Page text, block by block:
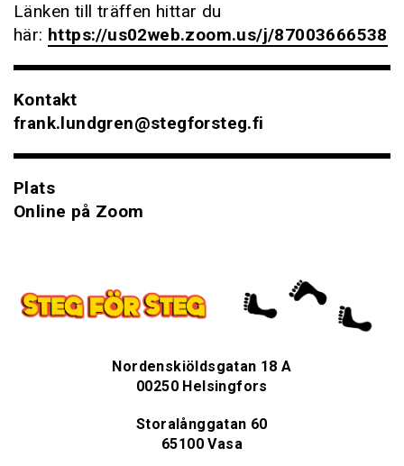
Länken till träffen hittar du
här: https://us02web.zoom.us/j/87003666538
Kontakt
frank.lundgren@stegforsteg.fi
Plats
Online på Zoom
Nordenskiöldsgatan 18 A
00250 Helsingfors
Storalånggatan 60
65100 Vasa